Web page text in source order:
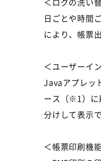
日ごとや時間
により、帳票
＜ユーザーイ
Javaアプレッ
ース（※1）に
分けして表示
＜帳票印刷機